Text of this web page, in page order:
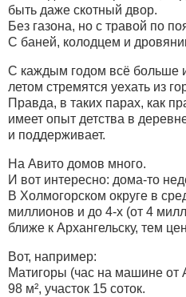
быть даже скотный двор.
Без газона, но с травой по
С баней, колодцем и
С каждым годом всё больше
летом стремятся уехать из
Правда, в таких парах, как
имеет опыт детства в
и поддерживает.
На Авито домов много.
И вот интересно: дома-то
В Холмогорском округе в
миллионов и до 4-х (от 4
ближе к Архангельску, тем
Вот, например:
Матигоры (час на машине от
98 м², участок 15 соток.